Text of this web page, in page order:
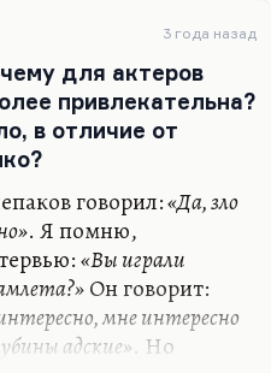
до совершенства.
Я смотрел фильм
3 года назад
для актеров
привлекательна?
в отличие от
говорил:«Да, зло
. Я помню,
«Вы играли
Он говорит:
мне интересно
адские». Но